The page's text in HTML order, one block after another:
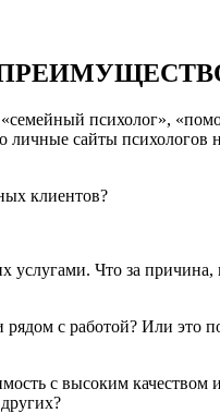
психолог»,
личные сайты психологов
клиентов?
услугами. Что за
с работой? Или это
с высоким качеством